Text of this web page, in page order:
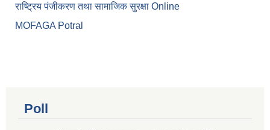
राष्ट्रिय पंजीकरण तथा सामाजिक सुरक्षा Online
MOFAGA Potral
Poll